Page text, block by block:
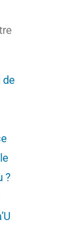
de
?